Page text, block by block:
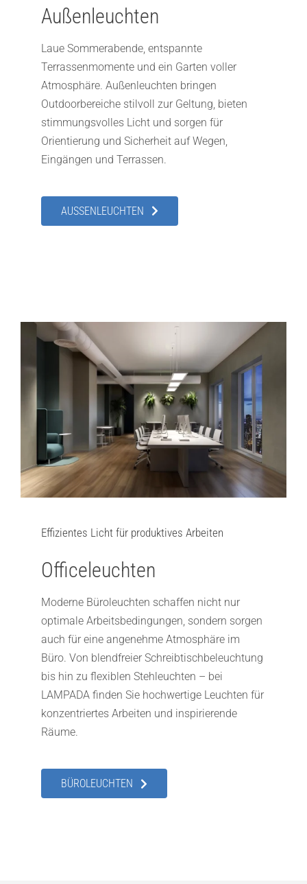
Außenleuchten
Laue Sommerabende, entspannte
Terrassenmomente und ein Garten voller
Atmosphäre. Außenleuchten bringen
Outdoorbereiche stilvoll zur Geltung, bieten
stimmungsvolles Licht und sorgen für
Orientierung und Sicherheit auf Wegen,
Eingängen und Terrassen.
AUSSENLEUCHTEN
Effizientes Licht für produktives Arbeiten
Officeleuchten
Moderne Büroleuchten schaffen nicht nur
optimale Arbeitsbedingungen, sondern sorgen
auch für eine angenehme Atmosphäre im
Büro. Von blendfreier Schreibtischbeleuchtung
bis hin zu flexiblen Stehleuchten – bei
LAMPADA finden Sie hochwertige Leuchten für
konzentriertes Arbeiten und inspirierende
Räume.
BÜROLEUCHTEN